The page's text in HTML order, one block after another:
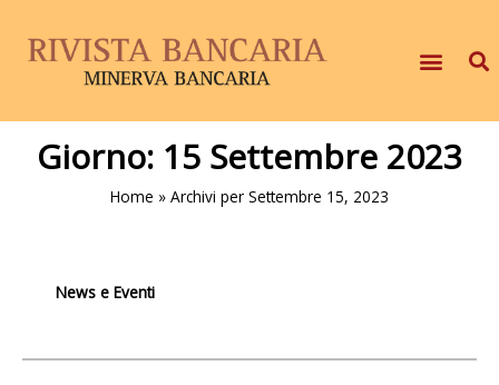
Giorno: 15 Settembre 2023
Home » Archivi per Settembre 15, 2023
News e Eventi